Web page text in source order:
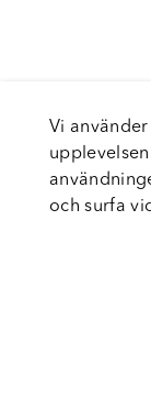
Vi
och surfa